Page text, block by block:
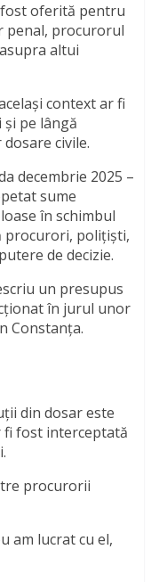
oferită pentru
penal, procurorul
altui
context ar fi
pe lângă
civile.
decembrie 2025 –
sume
în schimbul
procurori, polițiști,
de decizie.
un presupus
în jurul unor
Constanța.
din dosar este
fost interceptată
procurorii
am lucrat cu el,